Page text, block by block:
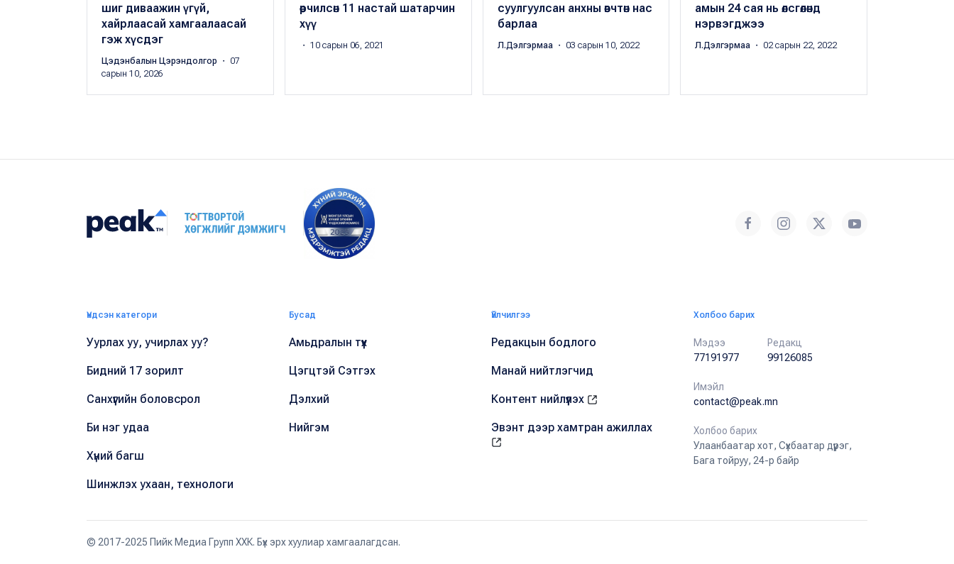
шиг диваажин үгүй,
хайрлаасай хамгаалаасай
гэж хүсдэг
Цэдэнбалын Цэрэндолгор
・ 07
сарын 10, 2026
өөрчилсөн 11 настай шатарчин
хүү
・ 10 сарын 06, 2021
суулгуулсан анхны өвчтөн нас
барлаа
Л.Дэлгэрмаа ・ 03 сарын 10, 2022
амын 24 сая нь өлсгөлөнд
нэрвэгджээ
Л.Дэлгэрмаа ・ 02 сарын 22, 2022
Үндсэн категори
Уурлах уу, учирлах уу?
Бидний 17 зорилт
Санхүүгийн боловсрол
Би нэг удаа
Хүний багш
Шинжлэх ухаан, технологи
Бусад
Амьдралын түүх
Цэгцтэй Сэтгэх
Дэлхий
Нийгэм
Үйлчилгээ
Редакцын бодлого
Манай нийтлэгчид
Контент нийлүүлэх
Эвэнт дээр хамтран ажиллах
Холбоо барих
Мэдээ
77191977
Редакц
99126085
Имэйл
contact@peak.mn
Холбоо барих
Улаанбаатар хот, Сүхбаатар дүүрэг,
Бага тойруу, 24-р байр
© 2017-2025 Пийк Медиа Групп ХХК. Бүх эрх хуулиар хамгаалагдсан.